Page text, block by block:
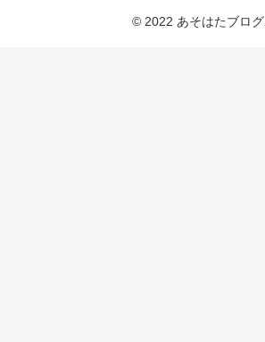
© 2022 あそはたブログ.